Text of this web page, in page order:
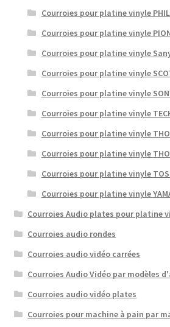
Courroies pour platine vinyle
Courroies pour platine vinyle
Courroies pour platine vinyle
Courroies pour platine vinyle
Courroies pour platine vinyle
Courroies pour platine vinyle
Courroies pour platine vinyle
Courroies pour platine vinyle
Courroies pour platine vinyle
Courroies pour platine vinyle
Courroies Audio plates pour platine
Courroies audio rondes
Courroies audio vidéo carrées
Courroies Audio Vidéo par modèles
Courroies audio vidéo plates
Courroies pour machine à pain par